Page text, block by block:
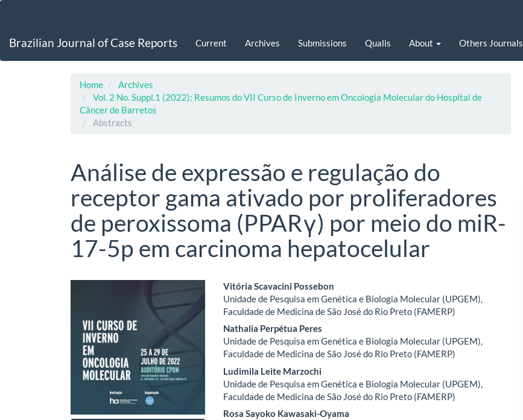
Content
Brazilian Journal of Case Reports Current Archives Submissions Qualis About Others Journals
Home
Archives
Vol. 2 No. Suppl.1 (2022): Resumos do VII Curso de Inverno em Oncologia Molecular do Hospital de
Câncer de Barretos
Abstracts
Análise de expressão e regulação do
receptor gama ativado por proliferadores
de peroxissoma (PPARγ) por meio do miR-
17-5p em carcinoma hepatocelular
Main
Article
Content
Vitória Scavacini Possebon
Unidade de Pesquisa em Genética e Biologia Molecular (UPGEM),
Faculdade de Medicina de São José do Rio Preto (FAMERP)
Nathalia Perpétua Peres
Unidade de Pesquisa em Genética e Biologia Molecular (UPGEM),
Faculdade de Medicina de São José do Rio Preto (FAMERP)
Ludimila Leite Marzochi
Unidade de Pesquisa em Genética e Biologia Molecular (UPGEM),
Faculdade de Medicina de São José do Rio Preto (FAMERP)
Rosa Sayoko Kawasaki-Oyama